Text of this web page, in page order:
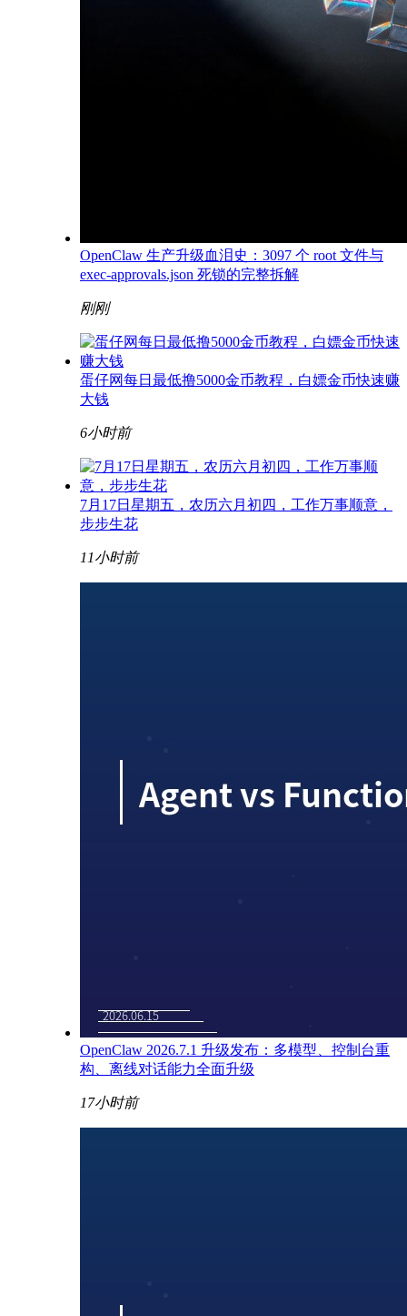
OpenClaw 生产升级血泪史：3097 个 root 文件与
exec-approvals.json 死锁的完整拆解
刚刚
蛋仔网每日最低撸5000金币教程，白嫖金币快速赚
大钱
6小时前
7月17日星期五，农历六月初四，工作万事顺意，
步步生花
11小时前
OpenClaw 2026.7.1 升级发布：多模型、控制台重
构、离线对话能力全面升级
17小时前